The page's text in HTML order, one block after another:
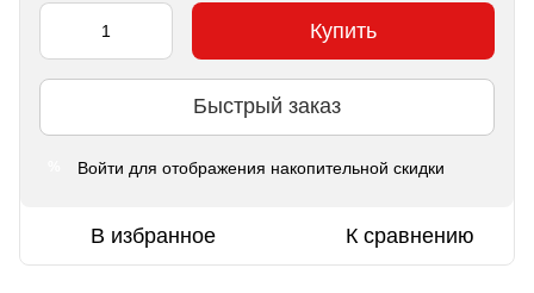
Купить
Быстрый заказ
Войти для отображения накопительной скидки
В избранное К сравнению